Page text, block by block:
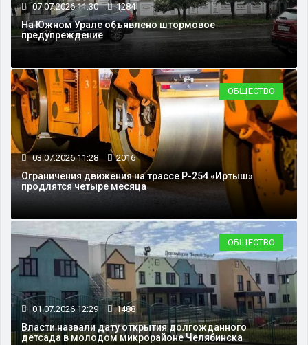
07.07.2026 11:30 1284
На Южном Урале объявлено штормовое
предупреждение
ОБЩЕСТВО
03.07.2026 11:28 2016
Ограничения движения на трассе Р-254 «Иртыш»
продлятся четыре месяца
ОБЩЕСТВО
01.07.2026 12:29 1488
Власти назвали дату открытия долгожданного
детсада в молодом микрорайоне Челябинска